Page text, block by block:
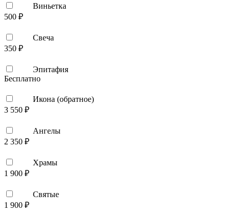
Виньетка
500 ₽
Свеча
350 ₽
Эпитафия
Бесплатно
Икона (обратное)
3 550 ₽
Ангелы
2 350 ₽
Храмы
1 900 ₽
Святые
1 900 ₽